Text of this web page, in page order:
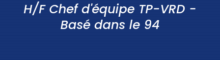
Contactez-nous
H/F Chef d'équipe TP-VRD -
Basé dans le 94